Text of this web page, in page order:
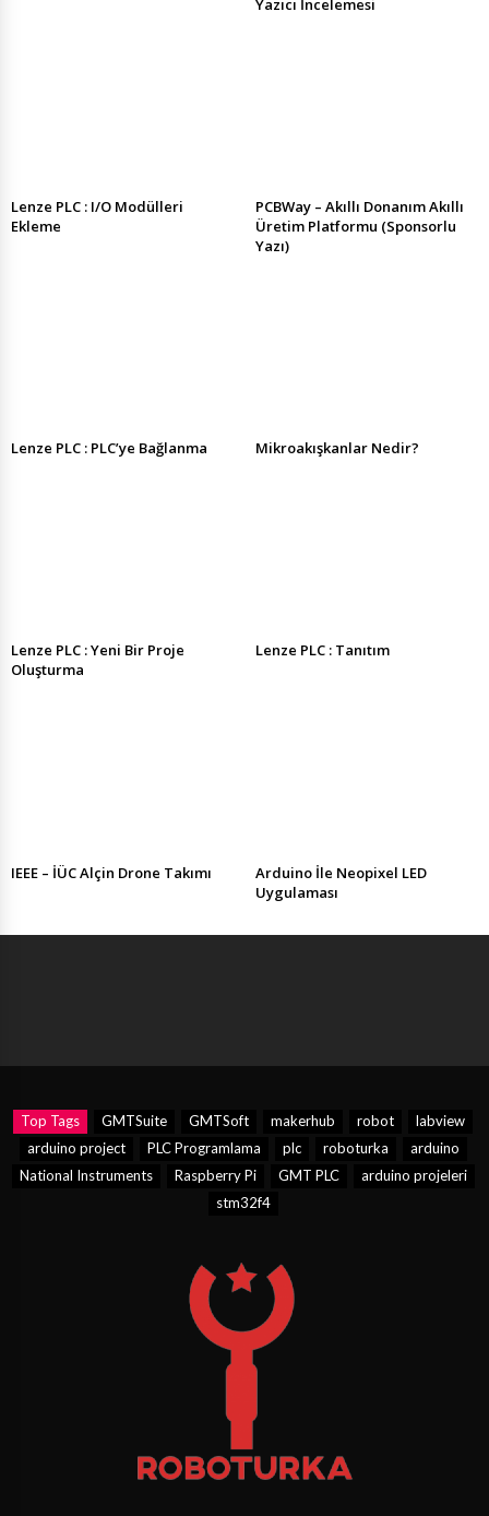
Lenze PLC : I/O Modülleri
Ekleme
PCBWay – Akıllı Donanım Akıllı
Üretim Platformu (Sponsorlu
Yazı)
Lenze PLC : PLC’ye Bağlanma Mikroakışkanlar Nedir?
Lenze PLC : Yeni Bir Proje
Oluşturma
Lenze PLC : Tanıtım
IEEE – İÜC Alçin Drone Takımı
Arduino İle Neopixel LED
Uygulaması
Top Tags GMTSuite GMTSoft makerhub robot
labview
arduino project
PLC Programlama plc roboturka
arduino
National Instruments
Raspberry Pi GMT PLC
arduino projeleri
stm32f4